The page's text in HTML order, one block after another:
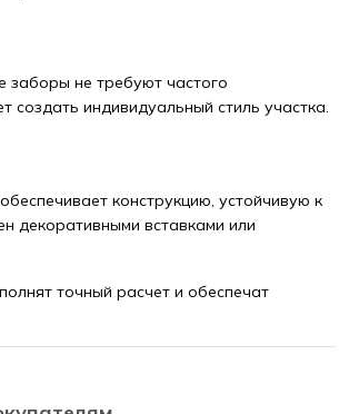
заборы не требуют частого
индивидуальный стиль участка.
конструкцию, устойчивую к
декоративными вставками или
точный расчет и обеспечат